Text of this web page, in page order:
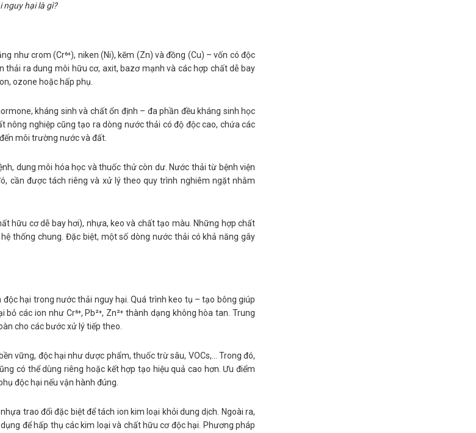
nguy hại là gì?
như crom (Cr⁶⁺), niken (Ni), kẽm (Zn) và đồng (Cu) – vốn có độc
ra dung môi hữu cơ, axit, bazơ mạnh và các hợp chất dễ bay
ozone hoặc hấp phụ.
kháng sinh và chất ổn định – đa phần đều kháng sinh học
nghiệp cũng tạo ra dòng nước thải có độ độc cao, chứa các
môi trường nước và đất.
dung môi hóa học và thuốc thử còn dư. Nước thải từ bệnh viện
cần được tách riêng và xử lý theo quy trình nghiêm ngặt nhằm
hữu cơ dễ bay hơi), nhựa, keo và chất tạo màu. Những hợp chất
thống chung. Đặc biệt, một số dòng nước thải có khả năng gây
hại trong nước thải nguy hại. Quá trình keo tụ – tạo bông giúp
các ion như Cr⁶⁺, Pb²⁺, Zn²⁺ thành dạng không hòa tan. Trung
cho các bước xử lý tiếp theo.
vững, độc hại như dược phẩm, thuốc trừ sâu, VOCs,... Trong đó,
có thể dùng riêng hoặc kết hợp tạo hiệu quả cao hơn. Ưu điểm
độc hại nếu vận hành đúng.
trao đổi đặc biệt để tách ion kim loại khỏi dung dịch. Ngoài ra,
để hấp thụ các kim loại và chất hữu cơ độc hại. Phương pháp